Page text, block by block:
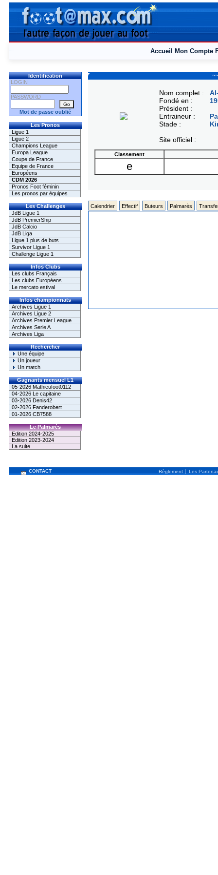
Accueil Mon Compte
Identification
LOGIN
PASSWORD
Mot de passe oublié
Les Pronos
Ligue 1
Ligue 2
Champions League
Europa League
Coupe de France
Equipe de France
Européens
CDM 2026
Pronos Foot féminin
Les pronos par équipes
Les Challenges
JdB Ligue 1
JdB PremierShip
JdB Calcio
JdB Liga
Ligue 1 plus de buts
Survivor Ligue 1
Challenge Ligue 1
Infos Clubs
Les clubs Français
Les clubs Européens
Le mercato estival
Infos championnats
Archives Ligue 1
Archives Ligue 2
Archives Premier League
Archives Serie A
Archives Liga
Rechercher
Une équipe
Un joueur
Un match
Gagnants mensuel L1
05-2026 Mathieufoot0112
04-2026 Le capitaine
03-2026 Denis42
02-2026 Fanderobert
01-2026 CB7588
Le Palmarès
Edition 2024-2025
Edition 2023-2024
La suite ...
Nom complet :
Fondé en :
Président :
Entraineur :
Stade :
Site officiel :
Classement
e
Calendrier Effectif Buteurs Palmarès
CONTACT Règlement | Les